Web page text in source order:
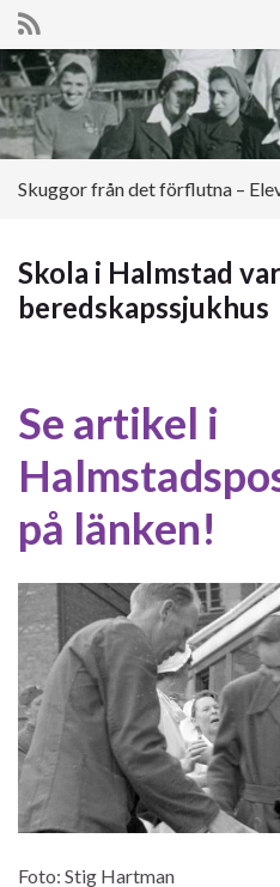
Search for:
Skuggor från det förflutna –
Skola i Halmstad var
beredskapssjukhus
Se artikel i
på länken!
Foto: Stig Hartman